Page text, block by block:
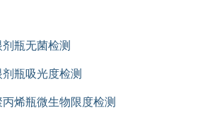
瓶无菌检测
瓶吸光度检测
烯瓶微生物限度检测